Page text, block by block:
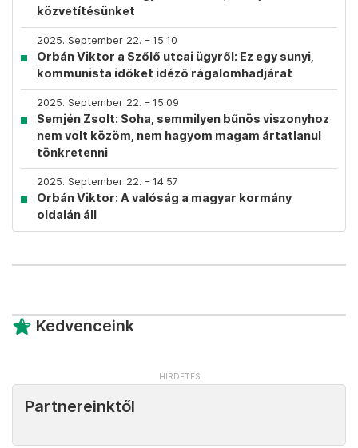
közvetítésünket
2025. September 22. – 15:10
Orbán Viktor a Szőlő utcai ügyről: Ez egy sunyi,
kommunista időket idéző rágalomhadjárat
2025. September 22. – 15:09
Semjén Zsolt: Soha, semmilyen bűnös viszonyhoz
nem volt közöm, nem hagyom magam ártatlanul
tönkretenni
2025. September 22. – 14:57
Orbán Viktor: A valóság a magyar kormány
oldalán áll
Kedvenceink
Partnereinktől